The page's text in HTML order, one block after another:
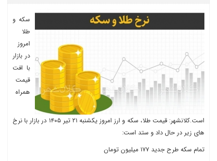
سکه و
طلا
امروز
در بازار
با افت
قیمت
همراه
است.کلانشهر: قیمت طلا، سکه و ارز امروز یکشنبه ۲۱ تیر ۱۴۰۵ در بازار با نرخ
های زیر در حال داد و ستد است:
تمام سکه طرح جدید ۱۷۷ میلیون تومان